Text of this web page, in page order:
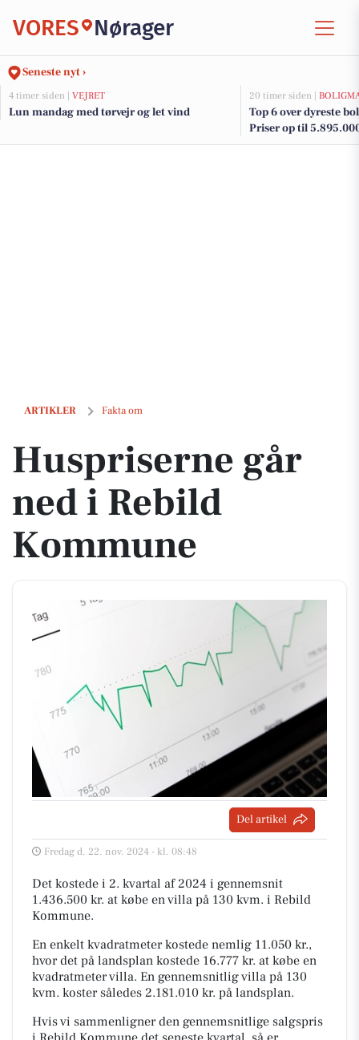
VORES Nørager
Seneste nyt ›
4 timer siden | VEJRET
Lun mandag med tørvejr og let vind
20 timer siden |
Top 6 over dyreste
Priser op til
ARTIKLER Fakta om
Huspriserne går ned i Rebild Kommune
Huspriserne går
ned i Rebild
Kommune
Del artikel
Fredag d. 22. nov. 2024 - kl. 08:48
Det kostede i 2. kvartal af 2024 i gennemsnit
1.436.500 kr. at købe en villa på 130 kvm. i Rebild
Kommune.
En enkelt kvadratmeter kostede nemlig 11.050 kr.,
hvor det på landsplan kostede 16.777 kr. at købe en
kvadratmeter villa. En gennemsnitlig villa på 130
kvm. koster således 2.181.010 kr. på landsplan.
Hvis vi sammenligner den gennemsnitlige salgspris